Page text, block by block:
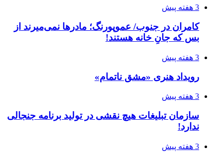
3 هفته پیش
کامران در جنوب/ عموپورنگ؛ مادرها نمی‌میرند از
بس که جانِ خانه هستند!
3 هفته پیش
رویداد هنری «مشق ناتمام»
3 هفته پیش
سازمان تبلیغات هیچ نقشی در تولید برنامه جنجالی
ندارد!
3 هفته پیش